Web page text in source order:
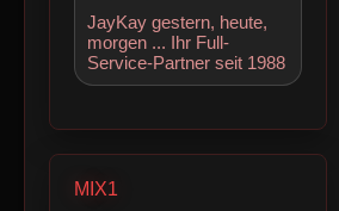
JayKay gestern, heute,
morgen ... Ihr Full-
Service-Partner seit 1988
MIX1